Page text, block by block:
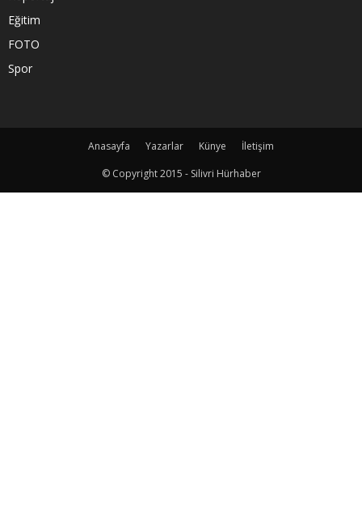
Eğitim
FOTO
Spor
Anasayfa Yazarlar Künye
İletişim
© Copyright 2015 - Silivri Hürhaber